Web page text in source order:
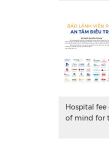
Hospital fee
of mind for